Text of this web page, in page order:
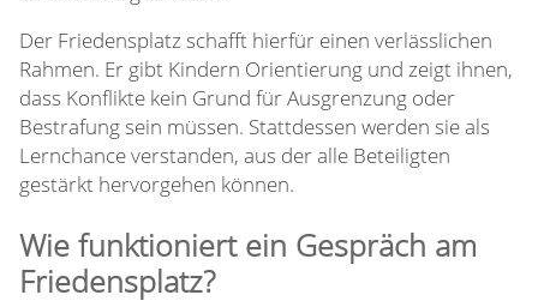
Der Friedensplatz schafft hierfür einen verlässlichen
Rahmen. Er gibt Kindern Orientierung und zeigt ihnen,
dass Konflikte kein Grund für Ausgrenzung oder
Bestrafung sein müssen. Stattdessen werden sie als
Lernchance verstanden, aus der alle Beteiligten
gestärkt hervorgehen können.
Wie funktioniert ein Gespräch am
Friedensplatz?